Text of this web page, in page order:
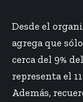
Desde el
agrega que
cerca del 9%
representa el
Además,